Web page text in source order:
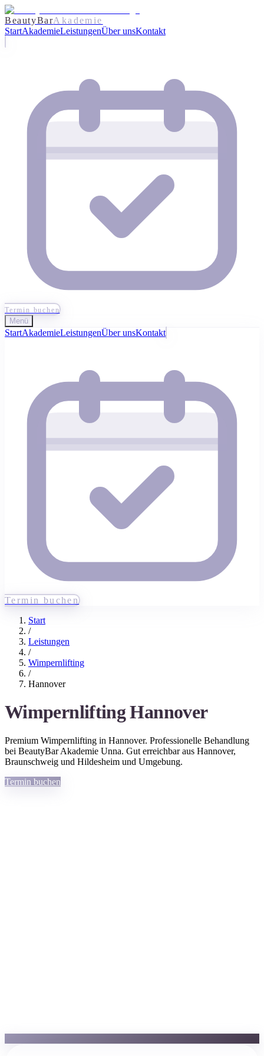
BeautyBarAkademie
StartAkademieLeistungenÜber unsKontakt
Termin buchen
Menü
StartAkademieLeistungenÜber unsKontakt
Termin buchen
Start
/
Leistungen
/
Wimpernlifting
/
Hannover
Wimpernlifting Hannover
Premium Wimpernlifting in Hannover. Professionelle Behandlung
bei BeautyBar Akademie Unna. Gut erreichbar aus Hannover,
Braunschweig und Hildesheim und Umgebung.
Termin buchen